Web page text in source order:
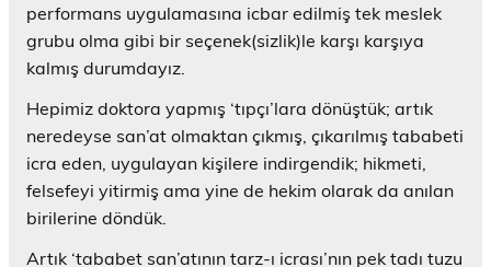
performans uygulamasına icbar edilmiş tek meslek
grubu olma gibi bir seçenek(sizlik)le karşı karşıya
kalmış durumdayız.
Hepimiz doktora yapmış ‘tıpçı’lara dönüştük; artık
neredeyse san’at olmaktan çıkmış, çıkarılmış tababeti
icra eden, uygulayan kişilere indirgendik; hikmeti,
felsefeyi yitirmiş ama yine de hekim olarak da anılan
birilerine döndük.
Artık ‘tababet san’atının tarz-ı icrası’nın pek tadı tuzu